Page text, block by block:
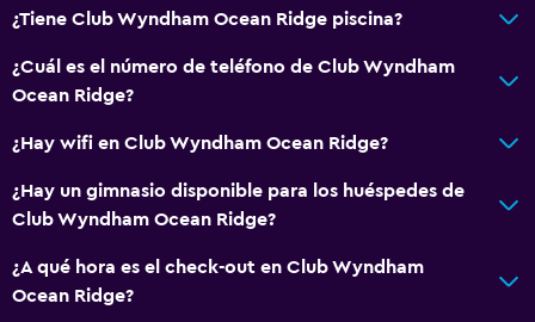
¿Tiene Club Wyndham Ocean Ridge piscina?
¿Cuál es el número de teléfono de Club Wyndham
Ocean Ridge?
¿Hay wifi en Club Wyndham Ocean Ridge?
¿Hay un gimnasio disponible para los huéspedes de
Club Wyndham Ocean Ridge?
¿A qué hora es el check-out en Club Wyndham
Ocean Ridge?